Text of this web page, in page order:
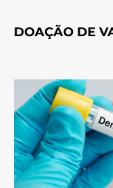
DOAÇÃO DE